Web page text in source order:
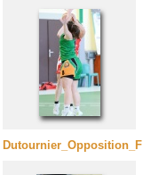
Dutournier_Opposition_F